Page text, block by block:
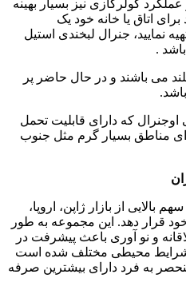
کولرگازی نیز بسیار بهینه
اتاق یا خانه خود یک
نمایید، جنرال لبخندی استیل
.
می باشند و در حال حاضر پر
اوجنرال که دارای قابلیت تحمل
مناطق بسیار گرم مثل جنوب
بالایی از بازار ژاپن، اروپا،
خود قرار دهد. این مجموعه به طور
و نو آوری باعث پیشرفت در
محیطی مختلف شده است
به فرد دارای بیشترین صرفه